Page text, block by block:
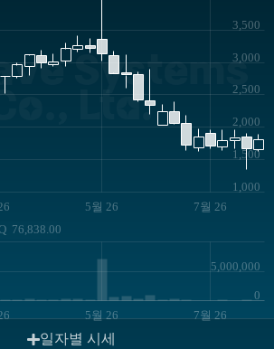
Systems
Ltd.
5월 26 7월 26
1,000
1,500
2,000
2,500
3,000
3,500
76,838.00
5월 26 7월 26
0
5,000,000
일자별 시세